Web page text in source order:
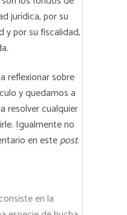
jurídica, por su
y por su fiscalidad,
reflexionar sobre
y quedamos a
resolver cualquier
Igualmente no
en estepost.
en la